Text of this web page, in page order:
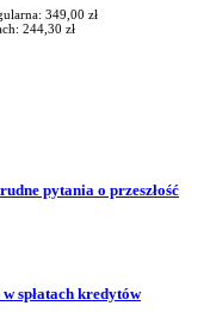
349,00 zł
244,30 zł
pytania o przeszłość
spłatach kredytów